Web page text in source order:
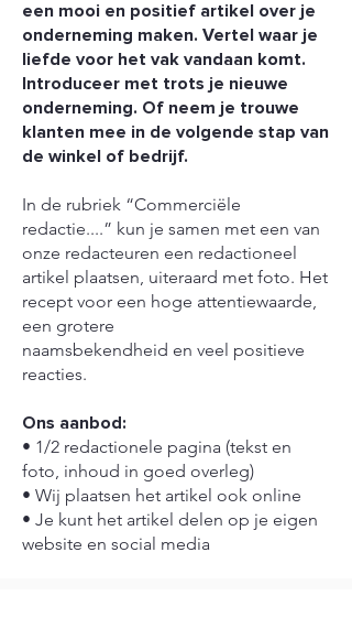
een mooi en positief artikel over je
onderneming maken. Vertel waar je
liefde voor het vak vandaan komt.
Introduceer met trots je nieuwe
onderneming. Of neem je trouwe
klanten mee in de volgende stap van
de winkel of bedrijf.
In de rubriek “Commerciële
redactie....” kun je samen met een van
onze redacteuren een redactioneel
artikel plaatsen, uiteraard met foto. Het
recept voor een hoge attentiewaarde,
een grotere
naamsbekendheid en veel positieve
reacties.
Ons aanbod:
• 1/2 redactionele pagina (tekst en
foto, inhoud in goed overleg)
• Wij plaatsen het artikel ook online
• Je kunt het artikel delen op je eigen
website en social media